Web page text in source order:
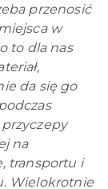
przenosić
w
to dla nas
da się go
na
transportu i
Wielokrotnie